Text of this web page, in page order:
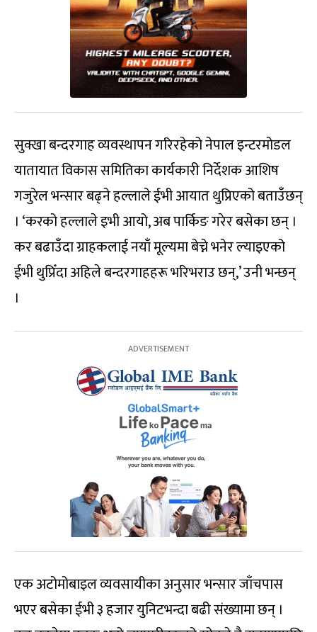
सुक्खा बन्दरगाह व्यवस्थापन गरिरहेको नेपाल इन्टरमोडल
यातायात विकास समितिका कार्यकारी निर्देशक आशिष
गजुरेल भन्सार बढ्ने हल्लाले ईभी आयात थुप्रिएको बताउँछन्
। ‘करको हल्लाले इभी आयो, अब पार्किङ गरेर बसेका छन् ।
कर बढाउँदा ग्राहकलाई नयाँ मूल्यमा बेच्ने भनेर ल्याइएको
ईभी थुप्रिँदा अहिले बन्दरगाहहरू भरिभराउ छन्,’ उनी भन्छन्
।
एक अटोमोबाइल व्यवसायीका अनुसार भन्सार जाँचपास
भएर बसेका ईभी ३ हजार युनिटभन्दा बढी संख्यामा छन् ।